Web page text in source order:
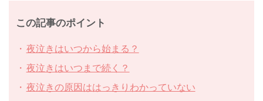
この記事のポイント
夜泣きはいつから始まる？
夜泣きはいつまで続く？
夜泣きの原因ははっきりわかっていない